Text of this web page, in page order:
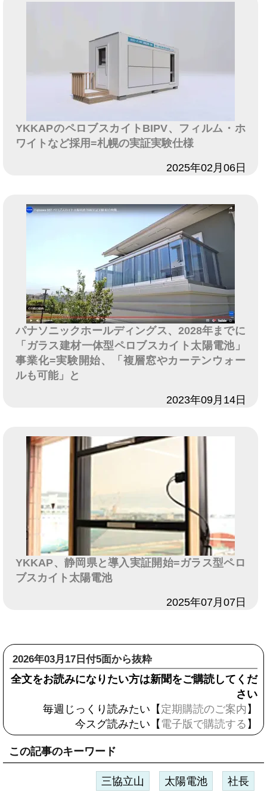
YKKAPのペロブスカイトBIPV、フィルム・ホ
ワイトなど採用=札幌の実証実験仕様
2025年02月06日
パナソニックホールディングス、2028年までに
「ガラス建材一体型ペロブスカイト太陽電池」
事業化=実験開始、「複層窓やカーテンウォー
ルも可能」と
2023年09月14日
YKKAP、静岡県と導入実証開始=ガラス型ペロ
ブスカイト太陽電池
2025年07月07日
2026年03月17日付5面から抜粋
全文をお読みになりたい方は新聞をご購読してくだ
さい
毎週じっくり読みたい【 定期購読のご案内 】
今スグ読みたい【 電子版で購読する 】
この記事のキーワード
三協立山 太陽電池 社長